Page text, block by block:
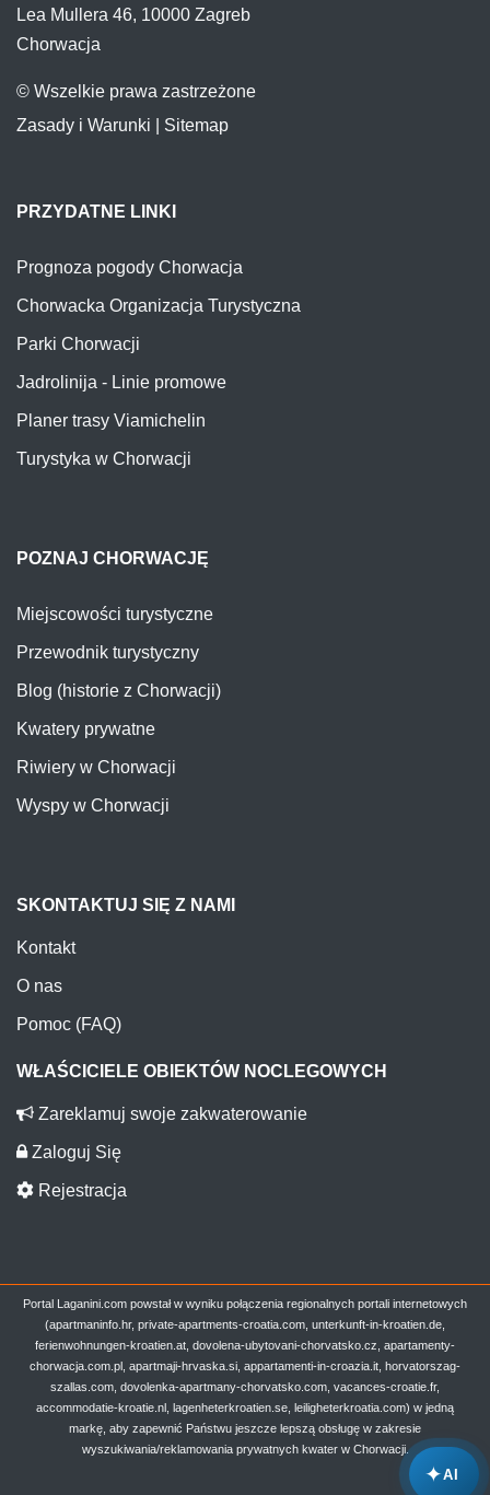
✦AI
Lea Mullera 46, 10000 Zagreb
Chorwacja
© Wszelkie prawa zastrzeżone
Zasady i Warunki
Sitemap
PRZYDATNE LINKI
Prognoza pogody Chorwacja
Chorwacka Organizacja Turystyczna
Parki Chorwacji
Jadrolinija - Linie promowe
Planer trasy Viamichelin
Turystyka w Chorwacji
POZNAJ CHORWACJĘ
Miejscowości turystyczne
Przewodnik turystyczny
Blog (historie z Chorwacji)
Kwatery prywatne
Riwiery w Chorwacji
Wyspy w Chorwacji
SKONTAKTUJ SIĘ Z NAMI
Kontakt
O nas
Pomoc (FAQ)
WŁAŚCICIELE OBIEKTÓW NOCLEGOWYCH
Zareklamuj swoje zakwaterowanie
Zaloguj Się
Rejestracja
Portal Laganini.com powstał w wyniku połączenia regionalnych portali internetowych
(apartmaninfo.hr, private-apartments-croatia.com, unterkunft-in-kroatien.de,
ferienwohnungen-kroatien.at, dovolena-ubytovani-chorvatsko.cz, apartamenty-
chorwacja.com.pl, apartmaji-hrvaska.si, appartamenti-in-croazia.it, horvatorszag-
szallas.com, dovolenka-apartmany-chorvatsko.com, vacances-croatie.fr,
accommodatie-kroatie.nl, lagenheterkroatien.se, leiligheterkroatia.com) w jedną
markę, aby zapewnić Państwu jeszcze lepszą obsługę w zakresie
wyszukiwania/reklamowania prywatnych kwater w Chorwacji.